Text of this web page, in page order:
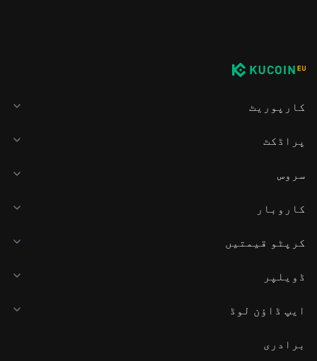
کارپوریٹ
پراڈکٹ
سروس
کاروبار
کرپٹو قیمتیں
ڈویلپر
ایپ ڈاؤن لوڈ
برادری